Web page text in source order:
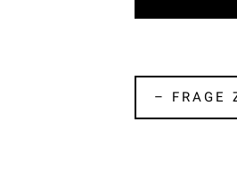
– FRAGE